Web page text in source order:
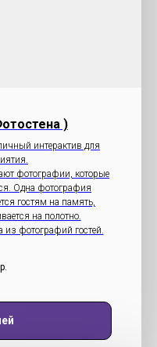
)
интерактив для
фотографии, которые
Одна фотография
гостям на память,
на полотно.
из фотографий гостей.
р.